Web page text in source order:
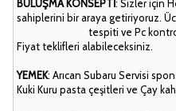
BULUŞMA KONSEPTİ: Sizler için
sahiplerini bir araya getiriyoruz.
tespiti ve Pc kontrol,
Fiyat teklifleri alabileceksiniz.
YEMEK: Arıcan Subaru Servisi
Kuki Kuru pasta çeşitleri ve Çay